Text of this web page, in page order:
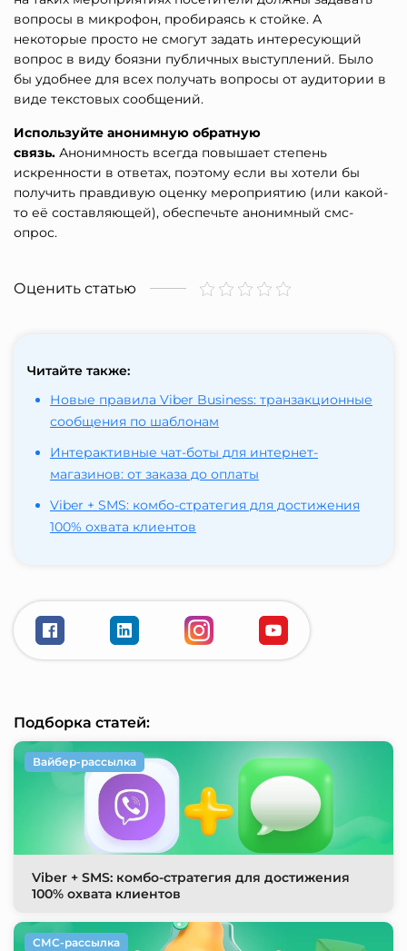
вопросы в микрофон, пробираясь к стойке. А
некоторые просто не смогут задать интересующий
вопрос в виду боязни публичных выступлений. Было
бы удобнее для всех получать вопросы от аудитории в
виде текстовых сообщений.
Используйте анонимную обратную
связь. Анонимность всегда повышает степень
искренности в ответах, поэтому если вы хотели бы
получить правдивую оценку мероприятию (или какой-
то её составляющей), обеспечьте анонимный смс-
опрос.
Оценить статью
Читайте также:
Новые правила Viber Business: транзакционные
сообщения по шаблонам
Интерактивные чат-боты для интернет-
магазинов: от заказа до оплаты
Viber + SMS: комбо-стратегия для достижения
100% охвата клиентов
Подборка статей:
Viber + SMS: комбо-стратегия для достижения
100% охвата клиентов
Вайбер-рассылка
СМС-рассылка